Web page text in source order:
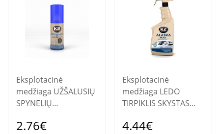
Eksplotacinė
medžiaga UŽŠALUSIŲ
SPYNELIŲ
"GERWAZY" 50ML.
2.76€
Eksplotacinė
medžiaga LEDO
TIRPIKLIS SKYSTAS
K607
4.44€